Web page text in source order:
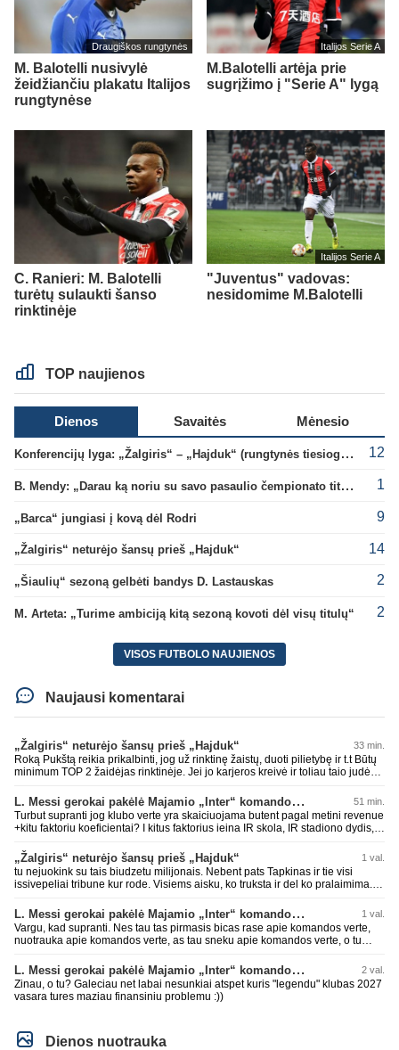
Draugiškos rungtynės
M. Balotelli nusivylė
žeidžiančiu plakatu Italijos
rungtynėse
Italijos Serie A
M.Balotelli artėja prie
sugrįžimo į "Serie A" lygą
C. Ranieri: M. Balotelli
turėtų sulaukti šanso
rinktinėje
Italijos Serie A
"Juventus" vadovas:
nesidomime M.Balotelli
TOP naujienos
Dienos Savaitės Mėnesio
Konferencijų lyga: „Žalgiris“ – „Hajduk“ (rungtynės tiesiogiai) 12
B. Mendy: „Darau ką noriu su savo pasaulio čempionato titulu“ 1
„Barca“ jungiasi į kovą dėl Rodri 9
„Žalgiris“ neturėjo šansų prieš „Hajduk“ 14
„Šiaulių“ sezoną gelbėti bandys D. Lastauskas 2
M. Arteta: „Turime ambiciją kitą sezoną kovoti dėl visų titulų“ 2
VISOS FUTBOLO NAUJIENOS
Naujausi komentarai
„Žalgiris“ neturėjo šansų prieš „Hajduk“ 33 min.
Roką Pukštą reikia prikalbinti, jog už rinktinę žaistų, duoti pilietybę ir t.t Būtų
minimum TOP 2 žaidėjas rinktinėje. Jei jo karjeros kreivė ir toliau taio judės,
L. Messi gerokai pakėlė Majamio „Inter“ komandos vertę 51 min.
Turbut supranti jog klubo verte yra skaiciuojama butent pagal metini revenue
+kitu faktoriu koeficientai? I kitus faktorius ieina IR skola, IR stadiono dydis,
puikiausiai sugeneravo rekordini 1.1B revenue, kas stipriai prisidejo prie
milzinisko klubo vertes suoli siemet. Be to, tie 200 pamineti cia yra visiskai
on-point, jeigu jau musu mylimas D. prasneko apie klubo vertes kelima, arba
CR atveju - numusima.
„Žalgiris“ neturėjo šansų prieš „Hajduk“ 1 val.
tu nejuokink su tais biudzetu milijonais. Nebent pats Tapkinas ir tie visi
issivepeliai tribune kur rode. Visiems aisku, ko truksta ir del ko pralaimima.
ziniasklaidos, kuri isanalizuoti po pirsteli, ko kam truksta, tai nei kalnietis nei
kasperunas nesusigaudys. Aciu, mercys, lauksim wilno grietineles
besivaipanciu itamet Konfu lygoje 20 tukst. stadione...jei makleriui tapinui
neatsibos sitas projektas
L. Messi gerokai pakėlė Majamio „Inter“ komandos vertę 1 val.
Vargu, kad supranti. Nes tau tas pirmasis bicas rase apie komandos verte,
nuotrauka apie komandos verte, as tau sneku apie komandos verte, o tu
pasaulyje pagal tai, bet uzima antra vieta po Realo pagal klubine verte
pasaulyje. Tokios ten ir finansines problemos pas ta Al Nassr kai PIF vienu
rankos mostu galetu viska nubraukti jeigu noretu. Siaip tas PIF savo
priziurimus klubus galetu arabuose griezciau kontroliuoti nes rinka nesveikai
L. Messi gerokai pakėlė Majamio „Inter“ komandos vertę 2 val.
Zinau, o tu? Galeciau net labai nesunkiai atspet kuris "legendu" klubas 2027
vasara tures maziau finansiniu problemu :))
Dienos nuotrauka